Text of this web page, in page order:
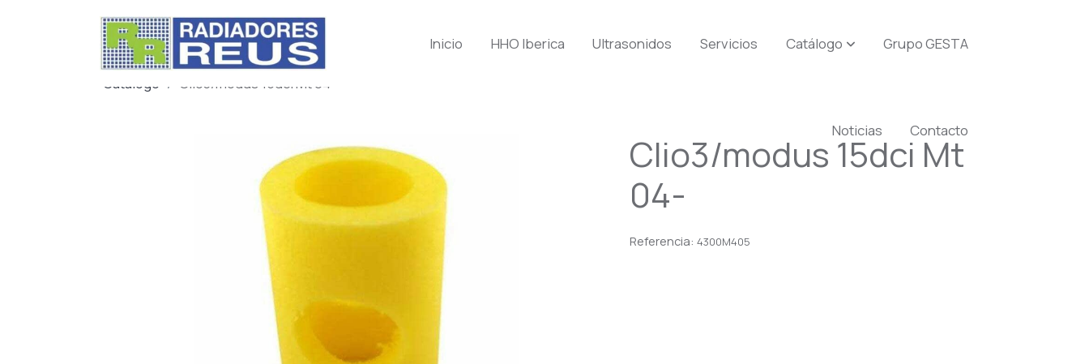
Inicio HHO Iberica Ultrasonidos Servicios Catálogo Grupo GESTA
Noticias Contacto
Catálogo Clio3/modus 15dci Mt 04-
Clio3/modus 15dci Mt
04-
Referencia:4300M405